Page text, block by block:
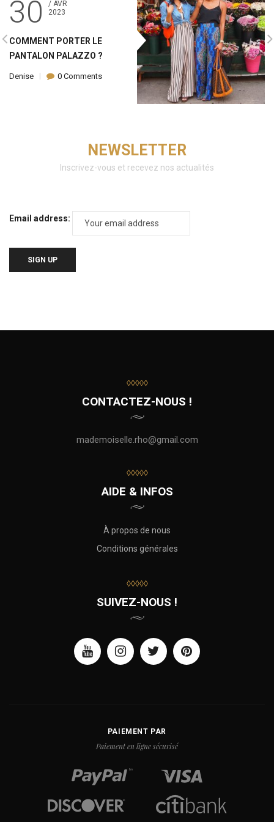
30
/ AVR
2023
COMMENT PORTER LE
PANTALON PALAZZO ?
Denise 0 Comments
NEWSLETTER
Inscrivez-vous et recevez nos actualités
Email address:
◊◊◊◊◊
CONTACTEZ-NOUS !
mademoiselle.rho@gmail.com
◊◊◊◊◊
AIDE & INFOS
À propos de nous
Conditions générales
◊◊◊◊◊
SUIVEZ-NOUS !
PAIEMENT PAR
Paiement en ligne sécurisé